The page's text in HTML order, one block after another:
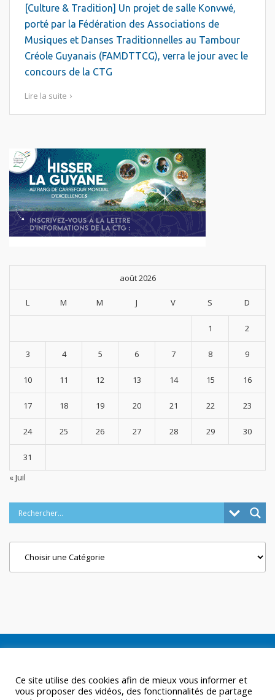
[Culture & Tradition] Un projet de salle Konvwé,
porté par la Fédération des Associations de
Musiques et Danses Traditionnelles au Tambour
Créole Guyanais (FAMDTTCG), verra le jour avec le
concours de la CTG
Lire la suite
août 2026
L M M J V S D
1 2
3 4 5 6 7 8 9
10 11 12 13 14 15 16
17 18 19 20 21 22 23
24 25 26 27 28 29 30
31
« Juil
Ce site utilise des cookies afin de mieux vous informer et
vous proposer des vidéos, des fonctionnalités de partage